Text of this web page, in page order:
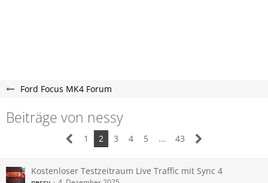
Ford Focus MK4 Forum
Beiträge von nessy
1 2 3 4 5 … 43
Kostenloser Testzeitraum Live Traffic mit Sync 4